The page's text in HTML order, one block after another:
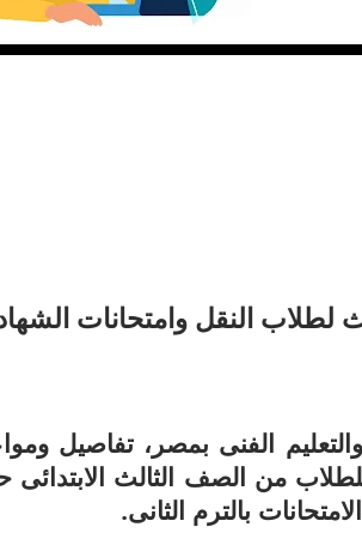
النقل وامتحانات
الفنى بمصر، تفاصيل
من الصف الثالث الابتدائى
بالترم الثانى.